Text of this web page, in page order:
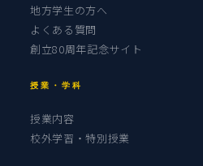
地方学生の方へ
よくある質問
創立80周年記念サイト
授業・学科
授業内容
校外学習・特別授業